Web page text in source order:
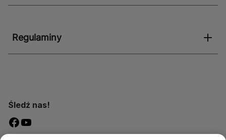
Regulaminy
Śledź nas!